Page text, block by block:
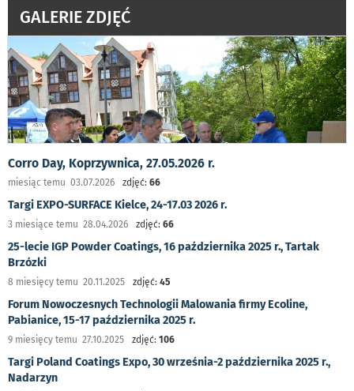
GALERIE ZDJĘĆ
Corro Day, Koprzywnica, 27.05.2026 r.
miesiąc temu 03.07.2026 zdjęć: 66
Targi EXPO-SURFACE Kielce, 24-17.03 2026 r.
3 miesiące temu 28.04.2026 zdjęć: 66
25-lecie IGP Powder Coatings, 16 października 2025 r., Tartak
Brzózki
8 miesięcy temu 20.11.2025 zdjęć: 45
Forum Nowoczesnych Technologii Malowania firmy Ecoline,
Pabianice, 15-17 października 2025 r.
9 miesięcy temu 27.10.2025 zdjęć: 106
Targi Poland Coatings Expo, 30 września-2 października 2025 r.,
Nadarzyn